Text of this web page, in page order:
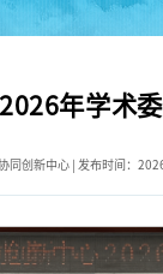
年学术
同创新中心 | 发布时间：